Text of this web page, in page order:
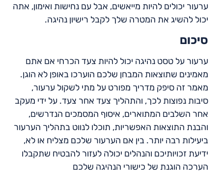
ערעור יכולים להיות מייאשים, אבל עם נחישות ואימון, אתה
יכול להשיג את המטרה שלך לקבל רישיון נהיגה.
סיכום
ערעור על טסט נהיגה יכול להיות צעד הכרחי אם אתם
מאמינים שתוצאות המבחן שלכם הוערכו באופן לא הוגן.
מאמר זה סיפק מדריך מפורט על מתי לשקול ערעור,
סיבות נפוצות לכך, והתהליך צעד אחר צעד. על ידי מעקב
אחר השלבים המתוארים, איסוף המסמכים הנדרשים,
והבנת התוצאות האפשריות, תוכלו לנווט בתהליך הערעור
ביעילות רבה יותר. בין אם הערעור שלכם מצליח או לא,
ידיעת זכויותיכם והנהלים יכולה לעזור להבטיח שתקבלו
הערכה הוגנת של כישורי הנהיגה שלכם